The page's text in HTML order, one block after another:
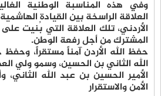
وفي هذه المناسبة الوطنية
العلاقة الراسخة بين القيادة
الأردني، تلك العلاقة التي بُنيت على
المشترك من أجل رفعة الوطن.
حفظ الله الأردن آمناً مستقراً،
الله الثاني بن الحسين، وسمو ولي
الأمير الحسين بن عبد الله
الأمن والاستقرار